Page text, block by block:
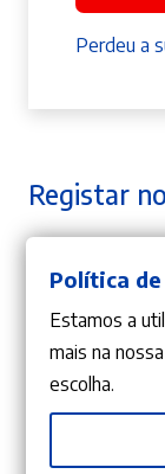
Perdeu a
Registar
A ligação
enviada
Política
Estamos a
mais na nossa
escolha.